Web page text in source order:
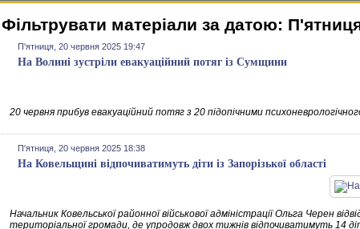
Фільтрувати матеріали за датою:
П'ятниця, 20 червня 2025 19:47
На Волині зустріли евакуаційний потяг із Сумщини
20 червня прибув евакуаційний потяг з 20 підопічними
П'ятниця, 20 червня 2025 18:38
На Ковельщині відпочиватимуть діти із Запорізької області
Начальник Ковельської районної військової адміністрації Ольга Черен
територіальної громади, де упродовж двох тижнів відпочиватимуть 14